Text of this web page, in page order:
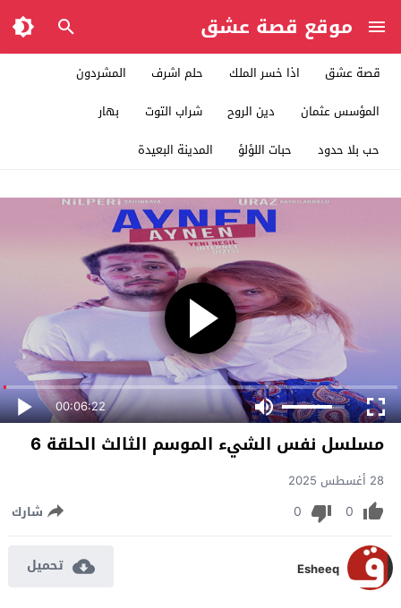
موقع قصة عشق
قصة عشق اذا خسر الملك حلم اشرف
المشردون
المؤسس عثمان
دين الروح شراب التوت
بهار
حب بلا حدود
حبات اللؤلؤ المدينة البعيدة
00:06:22
مسلسل نفس الشيء الموسم الثالث الحلقة 6
28 أغسطس 2025
0
0 شارك
Esheeq تحميل